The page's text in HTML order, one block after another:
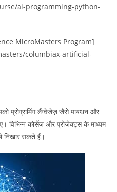
ai-programming-python-
MicroMasters Program]
columbiax-artificial-
प्रोग्रामिंग लैंग्वेजेज़ जैसे पायथन और
विभिन्न कोर्सेज और प्रोजेक्ट्स के माध्यम
निखार सकते हैं।